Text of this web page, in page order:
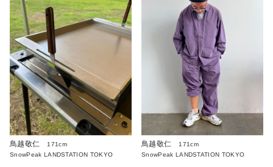
鳥越敬仁
171cm
SnowPeak LANDSTATION TOKYO
鳥越敬仁
171cm
SnowPeak LANDSTATION TOKYO